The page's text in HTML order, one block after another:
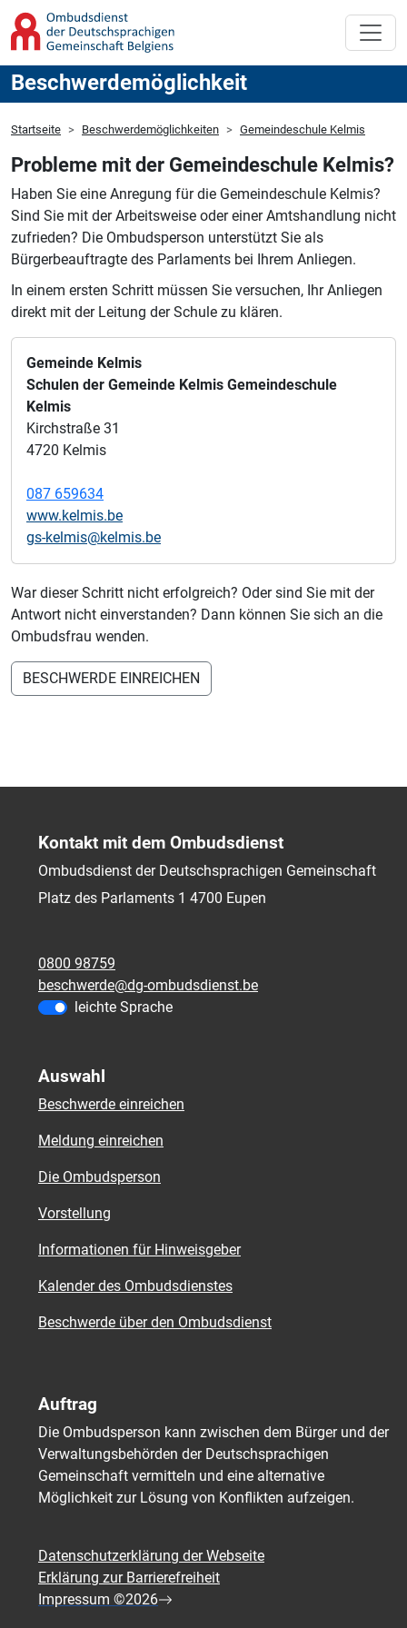
Beschwerdemöglichkeit
Startseite Beschwerdemöglichkeiten Gemeindeschule Kelmis
Probleme mit der Gemeindeschule Kelmis?
Haben Sie eine Anregung für die Gemeindeschule Kelmis?
Sind Sie mit der Arbeitsweise oder einer Amtshandlung nicht
zufrieden? Die Ombudsperson unterstützt Sie als
Bürgerbeauftragte des Parlaments bei Ihrem Anliegen.
In einem ersten Schritt müssen Sie versuchen, Ihr Anliegen
direkt mit der Leitung der Schule zu klären.
Gemeinde Kelmis
Schulen der Gemeinde Kelmis Gemeindeschule
Kelmis
Kirchstraße 31
4720 Kelmis
087 659634
www.kelmis.be
gs-kelmis@kelmis.be
War dieser Schritt nicht erfolgreich? Oder sind Sie mit der
Antwort nicht einverstanden? Dann können Sie sich an die
Ombudsfrau wenden.
BESCHWERDE EINREICHEN
Kontakt mit dem Ombudsdienst
Ombudsdienst der Deutschsprachigen Gemeinschaft
Platz des Parlaments 1 4700 Eupen
0800 98759
beschwerde@dg-ombudsdienst.be
leichte Sprache
Auswahl
Beschwerde einreichen
Meldung einreichen
Die Ombudsperson
Vorstellung
Informationen für Hinweisgeber
Kalender des Ombudsdienstes
Beschwerde über den Ombudsdienst
Auftrag
Die Ombudsperson kann zwischen dem Bürger und der
Verwaltungsbehörden der Deutschsprachigen
Gemeinschaft vermitteln und eine alternative
Möglichkeit zur Lösung von Konflikten aufzeigen.
Datenschutzerklärung der Webseite
Erklärung zur Barrierefreiheit
Impressum ©2026